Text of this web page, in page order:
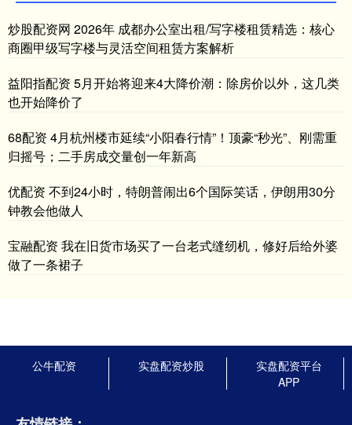
炒股配资网 2026年 成都办公室出租/写字楼租赁精选：核心
商圈甲级写字楼与灵活空间租赁方案解析
益阳指配资 5月开始将迎来4大降价潮：除房价以外，这几类
也开始降价了
68配资 4月杭州楼市延续“小阳春行情”！顶豪“秒光”、刚需重
归摇号；二手房成交量创一年新高
优配资 不到24小时，特朗普闹出6个国际笑话，伊朗用30分
钟教会他做人
宝融配资 我在旧货市场买了一台老式缝纫机，修好后给外婆
做了一条裙子
公牛配资 实盘配资炒股
实盘配资平台
APP